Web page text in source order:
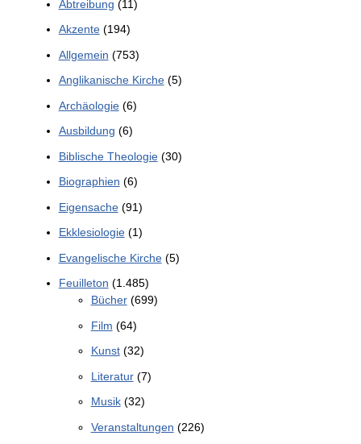
Abtreibung (11)
Akzente(194)
Allgemein (753)
Anglikanische Kirche(5)
Archäologie(6)
Ausbildung (6)
Biblische Theologie(30)
Biographien (6)
Eigensache(91)
Ekklesiologie(1)
Evangelische Kirche(5)
Feuilleton (1.485)
Bücher(699)
Film (64)
Kunst(32)
Literatur(7)
Musik(32)
Veranstaltungen (226)